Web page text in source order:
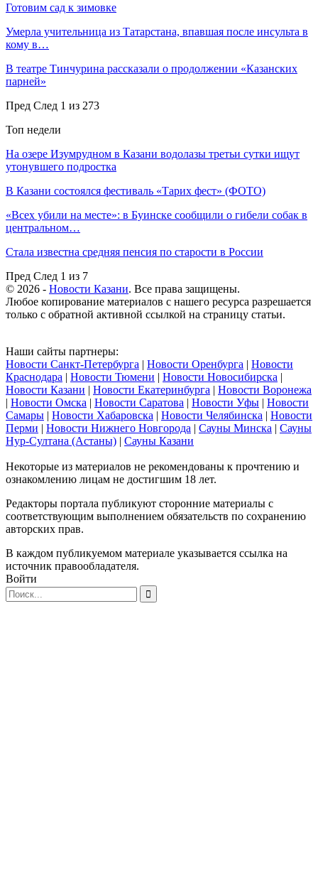
Готовим сад к зимовке
Умерла учительница из Татарстана, впавшая после инсульта в
кому в…
В театре Тинчурина рассказали о продолжении «Казанских
парней»
Пред След 1 из 273
Топ недели
На озере Изумрудном в Казани водолазы третьи сутки ищут
утонувшего подростка
В Казани состоялся фестиваль «Тарих фест» (ФОТО)
«Всех убили на месте»: в Буинске сообщили о гибели собак в
центральном…
Стала известна средняя пенсия по старости в России
Пред След 1 из 7
© 2026 - Новости Казани. Все права защищены.
Любое копирование материалов с нашего ресурса разрешается
только с обратной активной ссылкой на страницу статьи.
Наши сайты партнеры:
Новости Санкт-Петербурга | Новости Оренбурга | Новости
Краснодара | Новости Тюмени | Новости Новосибирска |
Новости Казани | Новости Екатеринбурга | Новости Воронежа
| Новости Омска | Новости Саратова | Новости Уфы | Новости
Самары | Новости Хабаровска | Новости Челябинска | Новости
Перми | Новости Нижнего Новгорода | Сауны Минска | Сауны
Нур-Султана (Астаны) | Сауны Казани
Некоторые из материалов не рекомендованы к прочтению и
ознакомлению лицам не достигшим 18 лет.
Редакторы портала публикуют сторонние материалы с
соответствующим выполнением обязательств по сохранению
авторских прав.
В каждом публикуемом материале указывается ссылка на
источник правообладателя.
Войти